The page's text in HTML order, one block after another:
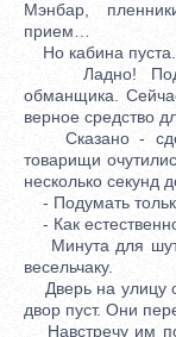
Мэнбар,
прием…
Но кабина пуста.
Ладно!
обманщика.
верное средство
Сказано -
товарищи
несколько секунд
- Подумать
- Как
Минута для
весельчаку.
Дверь на улицу
двор пуст. Они
Навстречу им